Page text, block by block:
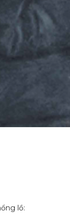
lồ: